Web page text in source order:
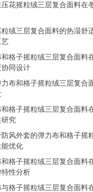
花摇粒绒三层复合面料在
绒三层复合面料的热湿舒
艺
格子摇粒绒三层复合面料
同设计
布和格子摇粒绒三层复合
格子摇粒绒三层复合面料
研究
风外套的弹力布和格子摇
优化
格子摇粒绒三层复合面料
性分析
格子摇粒绒三层复合面料